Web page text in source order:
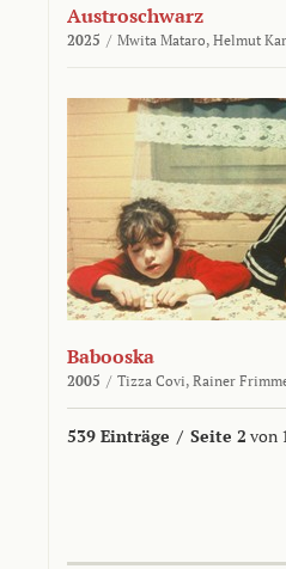
Austroschwarz
2025 / Mwita Mataro, Helmut
Babooska
2005 / Tizza Covi, Rainer
539 Einträge / Seite 2 von